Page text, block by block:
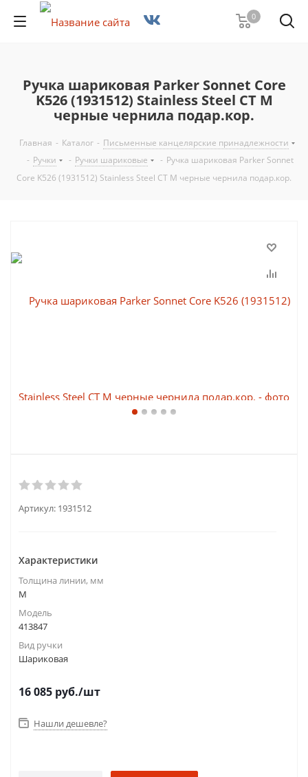
0
Ручка шариковая Parker Sonnet Core
K526 (1931512) Stainless Steel CT M
черные чернила подар.кор.
Главная - Каталог - Письменные канцелярские принадлежности
- Ручки - Ручки шариковые - Ручка шариковая Parker Sonnet
Core K526 (1931512) Stainless Steel CT M черные чернила подар.кор.
Артикул: 1931512
Характеристики
Толщина линии, мм
M
Модель
413847
Вид ручки
Шариковая
16 085 руб./шт
Нашли дешевле?